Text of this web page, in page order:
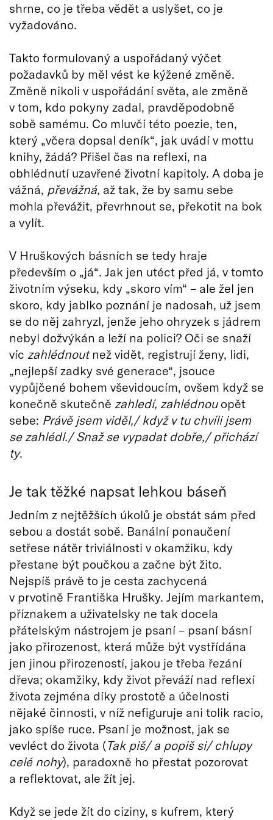
shrne, co je třeba vědět a uslyšet, co je
vyžadováno.
Takto formulovaný a uspořádaný výčet
požadavků by měl vést ke kýžené změně.
Změně nikoli v uspořádání světa, ale změně
v tom, kdo pokyny zadal, pravděpodobně
sobě samému. Co mluvčí této poezie, ten,
který „včera dopsal deník“, jak uvádí v mottu
knihy, žádá? Přišel čas na reflexi, na
obhlédnutí uzavřené životní kapitoly. A doba je
vážná, převážná, až tak, že by samu sebe
mohla převážit, převrhnout se, překotit na bok
a vylít.
V Hruškových básních se tedy hraje
především o „já“. Jak jen utéct před já, v tomto
životním výseku, kdy „skoro vím“ – ale žel jen
skoro, kdy jablko poznání je nadosah, už jsem
se do něj zahryzl, jenže jeho ohryzek s jádrem
nebyl dožvýkán a leží na polici? Oči se snaží
víc zahlédnoutnež vidět, registrují ženy, lidi,
„nejlepší zadky své generace“, jsouce
vypůjčené bohem vševidoucím, ovšem když se
konečně skutečně zahledí, zahlédnouopět
sebe: Právě jsem viděl,/ když v tu chvíli jsem
se zahlédl./ Snaž se vypadat dobře,/ přichází
ty.
Je tak těžké napsat lehkou báseň
Jedním z nejtěžších úkolů je obstát sám před
sebou a dostát sobě. Banální ponaučení
setřese nátěr triviálnosti v okamžiku, kdy
přestane být poučkou a začne být žito.
Nejspíš právě to je cesta zachycená
v prvotině Františka Hrušky. Jejím markantem,
příznakem a uživatelsky ne tak docela
přátelským nástrojem je psaní – psaní básní
jako přirozenost, která může být vystřídána
jen jinou přirozeností, jakou je třeba řezání
dřeva; okamžiky, kdy život převáží nad reflexí
života zejména díky prostotě a účelnosti
nějaké činnosti, v níž nefiguruje ani tolik racio,
jako spíše ruce. Psaní je možnost, jak se
vevléct do života (Tak piš/ a popiš si/ chlupy
celé nohy), paradoxně ho přestat pozorovat
a reflektovat, ale žít jej.
Když se jede žít do ciziny, s kufrem, který